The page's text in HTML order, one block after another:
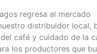
regresa al mercado
distribuidor local,
café y cuidado de la
los productores que